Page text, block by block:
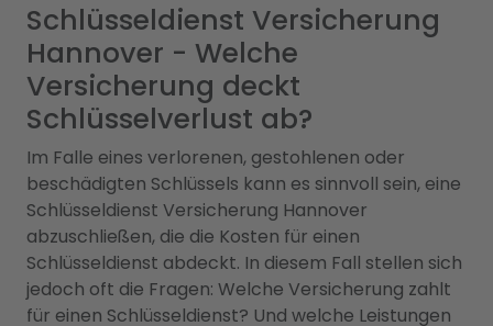
Schlüsseldienst Versicherung
Hannover - Welche
Versicherung deckt
Schlüsselverlust ab?
Im Falle eines verlorenen, gestohlenen oder
beschädigten Schlüssels kann es sinnvoll sein, eine
Schlüsseldienst Versicherung Hannover
abzuschließen, die die Kosten für einen
Schlüsseldienst abdeckt. In diesem Fall stellen sich
jedoch oft die Fragen: Welche Versicherung zahlt
für einen Schlüsseldienst? Und welche Leistungen